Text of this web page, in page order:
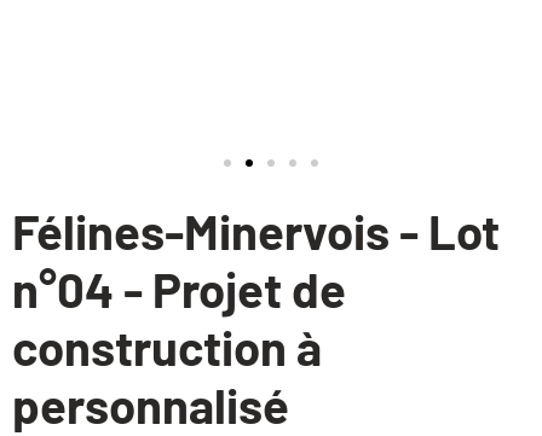
Félines-Minervois - Lot
n°04 - Projet de
construction à
personnalisé